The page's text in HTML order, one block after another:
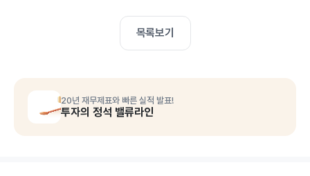
목록보기
20년 재무제표와 빠른 실적 발표!
투자의 정석 밸류라인